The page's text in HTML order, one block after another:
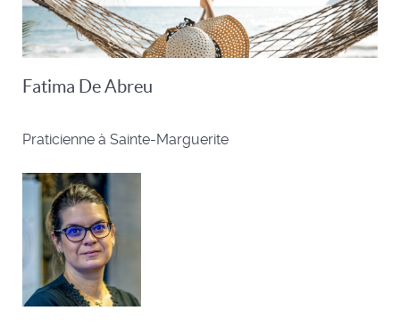
Fatima De Abreu
Praticienne à Sainte-Marguerite